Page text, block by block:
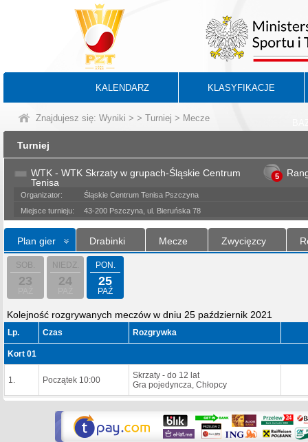
KALENDARZ KLASYFIKACJE
Znajdujesz się: Wyniki > > Turniej > Mecze
Turniej
WTK - WTK Skrzaty w grupach-Śląskie Centrum
Tenisa
5
Organizator:
Śląskie Centrum Tenisa Pszczyna
Miejsce turnieju:
43-200 Pszczyna, ul. Bieruńska 78
Plan gier Drabinki Mecze Zwycięzcy
SOB.
23
NIEDZ.
24
PON.
25
PAŹ
Kolejność rozgrywanych meczów w dniu 25 październik 2021
Lp. Czas Rozgrywka
Kort 01
1. Początek 10:00
Skrzaty - do 12 lat
Gra pojedyncza, Chłopcy